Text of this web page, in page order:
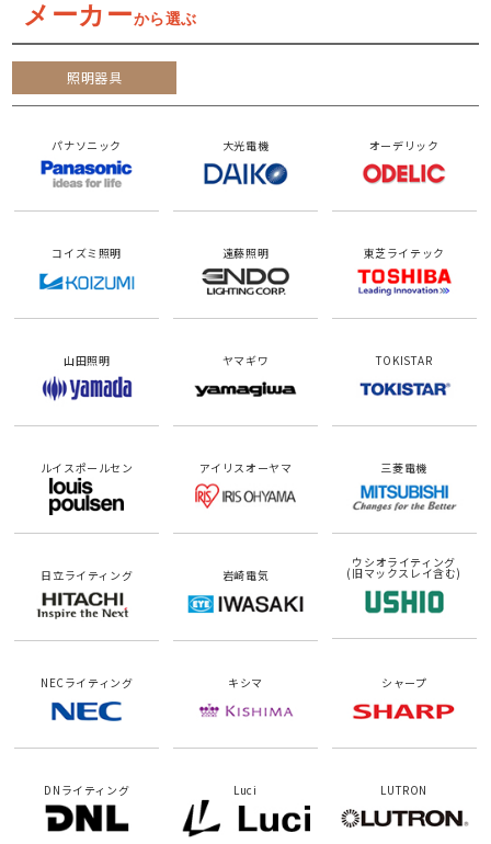
メーカーから選ぶ
照明器具
パナソニック 大光電機 オーデリック
コイズミ照明 遠藤照明 東芝ライテック
山田照明 ヤマギワ TOKISTAR
ルイスポールセン アイリスオーヤマ 三菱電機
日立ライティング 岩崎電気
ウシオライティング
(旧マックスレイ含む)
NECライティング キシマ シャープ
DNライティング Luci LUTRON